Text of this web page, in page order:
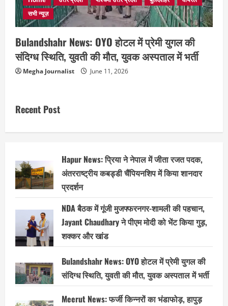
सभी न्यूज़
Bulandshahr News: OYO होटल में प्रेमी युगल की
संदिग्ध स्थिति, युवती की मौत, युवक अस्पताल में भर्ती
Megha Journalist June 11, 2026
Recent Post
Hapur News: प्रिया ने नेपाल में जीता रजत पदक,
अंतरराष्ट्रीय कबड्डी चैंपियनशिप में किया शानदार
प्रदर्शन
NDA बैठक में गूंजी मुजफ्फरनगर-शामली की पहचान,
Jayant Chaudhary ने पीएम मोदी को भेंट किया गुड़,
शक्कर और खांड
Bulandshahr News: OYO होटल में प्रेमी युगल की
संदिग्ध स्थिति, युवती की मौत, युवक अस्पताल में भर्ती
Meerut News: फर्जी किन्नरों का भंडाफोड़, हापुड़